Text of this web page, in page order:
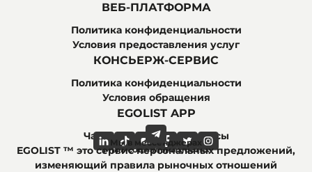
ВЕБ-ПЛАТФОРМА
Политика конфиденциальности
Условия предоставления услуг
КОНСЬЕРЖ-СЕРВИС
Политика конфиденциальности
Условия обращения
EGOLIST APP
Часто задаваемые вопросы
Мы в социальных сетях
Мы в мессенджерах
EGOLIST ™ это сервис персональных предложений,
изменяющий правила рыночных отношений